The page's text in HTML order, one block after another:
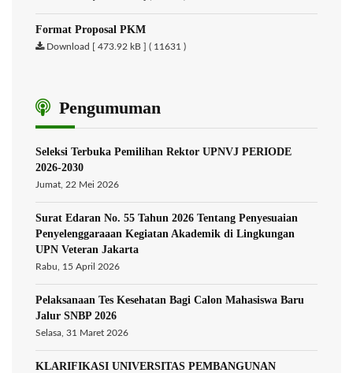
Format Proposal PKM
Download [ 473.92 kB ] ( 11631 )
Pengumuman
Seleksi Terbuka Pemilihan Rektor UPNVJ PERIODE
2026-2030
Jumat, 22 Mei 2026
Surat Edaran No. 55 Tahun 2026 Tentang Penyesuaian
Penyelenggaraaan Kegiatan Akademik di Lingkungan
UPN Veteran Jakarta
Rabu, 15 April 2026
Pelaksanaan Tes Kesehatan Bagi Calon Mahasiswa Baru
Jalur SNBP 2026
Selasa, 31 Maret 2026
KLARIFIKASI UNIVERSITAS PEMBANGUNAN